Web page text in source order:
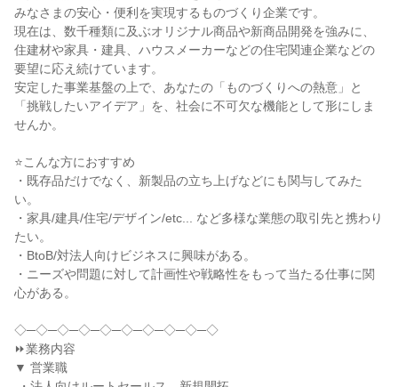
みなさまの安心・便利を実現するものづくり企業です。
現在は、数千種類に及ぶオリジナル商品や新商品開発を強みに、
住建材や家具・建具、ハウスメーカーなどの住宅関連企業などの
要望に応え続けています。
安定した事業基盤の上で、あなたの「ものづくりへの熱意」と
「挑戦したいアイデア」を、社会に不可欠な機能として形にしま
せんか。
⭐こんな方におすすめ
・既存品だけでなく、新製品の立ち上げなどにも関与してみた
い。
・家具/建具/住宅/デザイン/etc... など多様な業態の取引先と携わり
たい。
・BtoB/対法人向けビジネスに興味がある。
・ニーズや問題に対して計画性や戦略性をもって当たる仕事に関
心がある。
◇─◇─◇─◇─◇─◇─◇─◇─◇─◇
⏩業務内容
▼ 営業職